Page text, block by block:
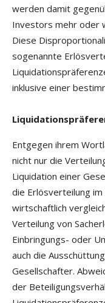
werden damit
Investors mehr oder
Diese
sogenannte
inklusive einer
Entgegen ihrem
nicht nur die
Liquidation einer
die Erlösverteilung
wirtschaftlich
Verteilung von
Einbringungs- oder
auch die
Gesellschafter.
der